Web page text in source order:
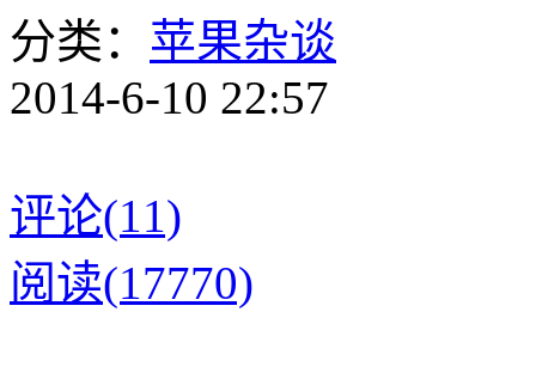
分类： 苹果杂谈
2014-6-10 22:57
评论(11)
阅读(17770)